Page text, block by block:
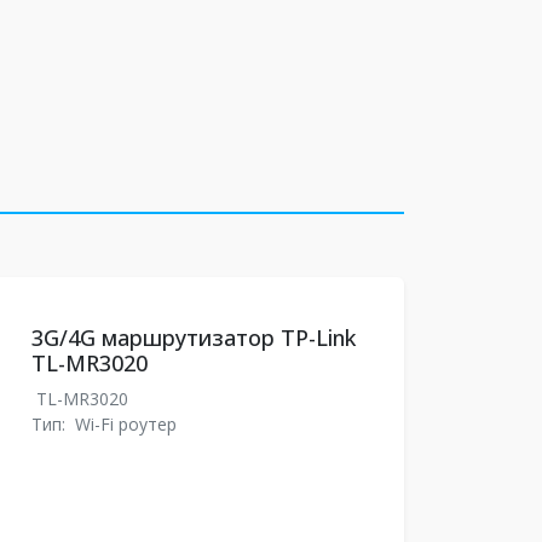
3G/4G маршрутизатор TP-Link
TL-MR3020
TL-MR3020
Тип: Wi-Fi роутер